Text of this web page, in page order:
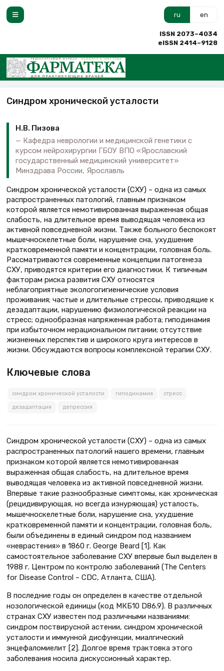
ru en
ISSN 2073–4034
eISSN 2414–9128
Синдром хронической усталости
Н.В. Пизова
Кафедра неврологии и медицинской генетики с
курсом нейрохирургии ГБОУ ВПО «Ярославский
государственный медицинский университет»
Минздрава России, Ярославль
Синдром хронической усталости (СХУ) – одна из самых
распространенных патологий, главным признаком
которой является немотивированная выраженная общая
слабость, на длительное время выводящая человека из
активной повседневной жизни. Также больного беспокоят
мышечно­скелетные боли, нарушение сна, ухудшение
кратковременной памяти и концентрации, головная боль.
Рассматриваются современные концепции патогенеза
СХУ, приводятся критерии его диагностики. К типичным
факторам риска развития СХУ относятся
неблагоприятные эколого­гигиенические условия
проживания; частые и длительные стрессы, приводящие к
дезадаптации, нарушению физиологической реакции на
стресс; однообразная напряженная работа; гиподинамия
при избыточном нерациональном питании; отсутствие
жизненных перспектив и широкого круга интересов в
жизни. Обсуждаются вопросы комплексной терапии СХУ.
Ключевые слова
синдром хронической усталости гиподинамия стресс
дезадаптация депрессия
Синдром хронической усталости (СХУ) – одна из самых
распространенных патологий нашего времени, главным
признаком которой является немотивированная
выраженная общая слабость, на длительное время
выводящая человека из активной повседневной жизни.
Впервые такие разнообразные симптомы, как хроническая
(рецидивирующая, но всегда изнуряющая) усталость,
мышечно­скелетные боли, нарушение сна, ухудшение
кратковременной памяти и концентрации, головная боль,
были объединены в единый синдром под названием
«неврастения» в 1860 г. George Beard [1]. Как
самостоятельное заболевание СХУ впервые был выделен в
1988 г. Центром по контролю заболеваний (The Centers
for Disease Control – CDC, Атланта, США).
В последние годы он определен в качестве отдельной
нозологической единицы (код МКБ­10 D86.9). В различных
странах СХУ известен под различными названиями:
синдром поствирусной астении, синдром хронической
усталости и иммунной дисфункции, миалгический
энцефаломиелит [2]. Долгое время трактовка этого
заболевания носила дискуссионный характер.